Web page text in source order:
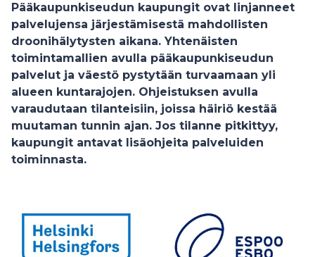
Pääkaupunkiseudun kaupungit ovat linjanneet
palvelujensa järjestämisestä mahdollisten
droonihälytysten aikana. Yhtenäisten
toimintamallien avulla pääkaupunkiseudun
palvelut ja väestö pystytään turvaamaan yli
alueen kuntarajojen. Ohjeistuksen avulla
varaudutaan tilanteisiin, joissa häiriö kestää
muutaman tunnin ajan. Jos tilanne pitkittyy,
kaupungit antavat lisäohjeita palveluiden
toiminnasta.